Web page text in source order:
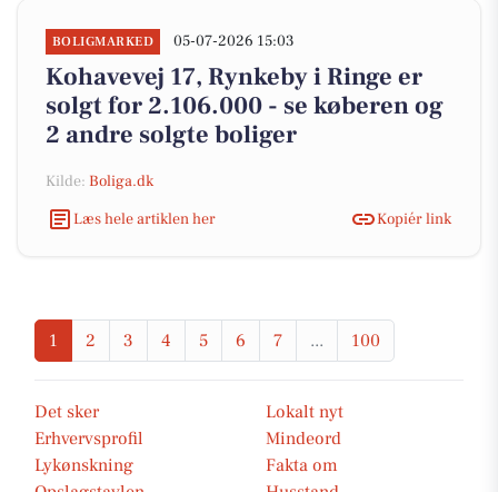
BOLIGMARKED 05-07-2026 15:03
Kohavevej 17, Rynkeby i Ringe er
solgt for 2.106.000 - se køberen og
2 andre solgte boliger
Kilde: Boliga.dk
Læs hele artiklen her
Kopiér link
1 2 3 4 5 6 7 ... 100
Det sker
Lokalt nyt
Erhvervsprofil
Mindeord
Lykønskning
Fakta om